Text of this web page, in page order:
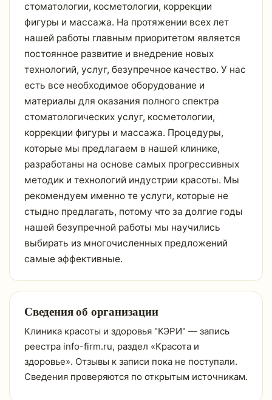
стоматологии, косметологии, коррекции
фигуры и массажа. На протяжении всех лет
нашей работы главным приоритетом является
постоянное развитие и внедрение новых
технологий, услуг, безупречное качество. У нас
есть все необходимое оборудование и
материалы для оказания полного спектра
стоматологических услуг, косметологии,
коррекции фигуры и массажа. Процедуры,
которые мы предлагаем в нашей клинике,
разработаны на основе самых прогрессивных
методик и технологий индустрии красоты. Мы
рекомендуем именно те услуги, которые не
стыдно предлагать, потому что за долгие годы
нашей безупречной работы мы научились
выбирать из многочисленных предложений
самые эффективные.
Сведения об организации
Клиника красоты и здоровья "КЭРИ" — запись
реестра info-firm.ru, раздел «Красота и
здоровье». Отзывы к записи пока не поступали.
Сведения проверяются по открытым источникам.